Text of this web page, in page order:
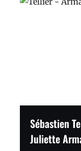
Sébastien
Juliette